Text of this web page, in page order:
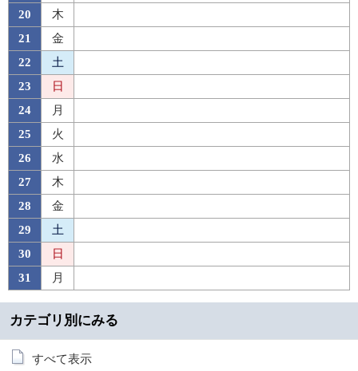
20
木
21
金
22
土
23
日
24
月
25
火
26
水
27
木
28
金
29
土
30
日
31
月
カテゴリ別にみる
すべて表示